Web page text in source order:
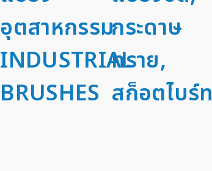
อุตสาหกรรม
INDUSTRIAL
BRUSHES
กระดาษ
ทราย,
สก็อตไบร์ท